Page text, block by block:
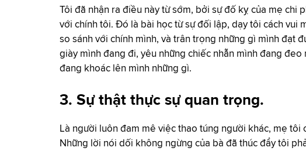
Tôi đã nhận ra điều này từ sớm, bởi sự đố kỵ của mẹ chi
với chính tôi. Đó là bài học từ sự đối lập, dạy tôi cách vui
so sánh với chính mình, và trân trọng những gì mình đạt
giày mình đang đi, yêu những chiếc nhẫn mình đang
đang khoác lên mình những gì.
3. Sự thật thực sự quan trọng.
Là người luôn đam mê việc thao túng người khác, mẹ tôi
Những lời nói dối không ngừng của bà đã thúc đẩy tôi